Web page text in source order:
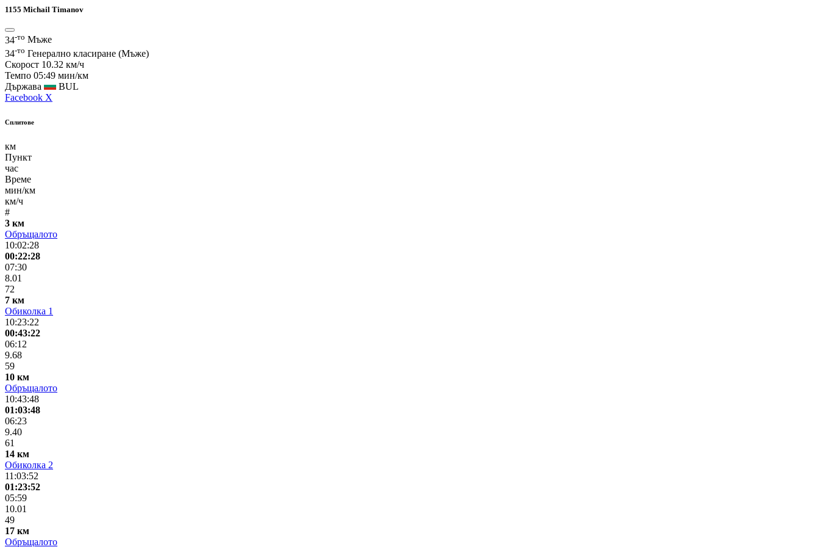
1155 Michail Timanov
34-то Мъже
34-то Генерално класиране (Мъже)
Скорост 10.32 км/ч
Темпо 05:49 мин/км
Държава
BUL
Facebook X
Сплитове
км
Пункт
час
Време
мин/км
км/ч
#
3 км
Обръщалото
10:02:28
00:22:28
07:30
8.01
72
7 км
Обиколка 1
10:23:22
00:43:22
06:12
9.68
59
10 км
Обръщалото
10:43:48
01:03:48
06:23
9.40
61
14 км
Обиколка 2
11:03:52
01:23:52
05:59
10.01
49
17 км
Обръщалото